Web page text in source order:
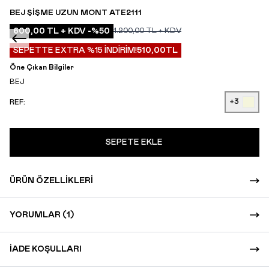
BEJ ŞIŞME UZUN MONT ATE2111
600,00 TL + KDV -%50 1.200,00TL + KDV
SEPETTE EXTRA %15 İNDİRİM!510,00TL
Öne Çıkan Bilgiler
BEJ
REF: +3
SEPETE EKLE
ÜRÜN ÖZELLIKLERI
YORUMLAR (1)
İADE KOŞULLARI